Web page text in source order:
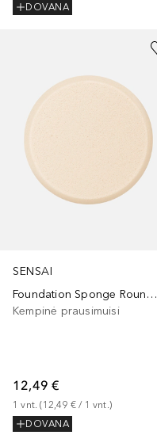
DOVANA
SENSAI
Foundation Sponge Round Shape
Kempinė prausimuisi
12,49 €
1 vnt. (12,49 € / 1 vnt. )
DOVANA